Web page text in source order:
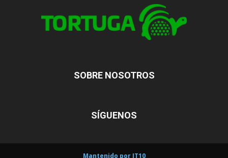
SOBRE NOSOTROS
SÍGUENOS
Mantenido por IT10